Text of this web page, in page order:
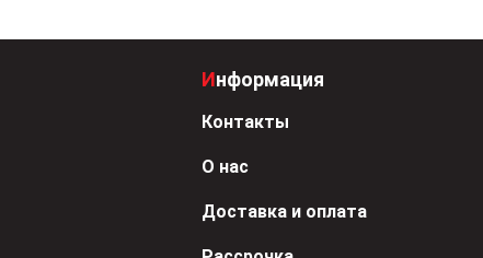
Информация
Контакты
О нас
Доставка и оплата